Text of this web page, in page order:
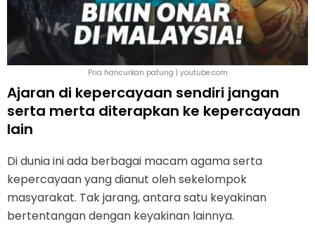
Pria hancurkan patung | youtube.com
Ajaran di kepercayaan sendiri jangan
serta merta diterapkan ke kepercayaan
lain
Di dunia ini ada berbagai macam agama serta
kepercayaan yang dianut oleh sekelompok
masyarakat. Tak jarang, antara satu keyakinan
bertentangan dengan keyakinan lainnya.